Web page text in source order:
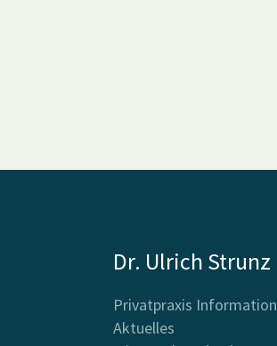
Dr. Ulrich Strunz
Privatpraxis Information
Aktuelles